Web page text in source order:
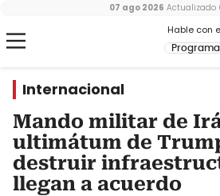
Hable con
Programa
07 ago 2026 Actualizado
Internacional
Mando militar de
ultimátum de
destruir
llegan a acuerdo